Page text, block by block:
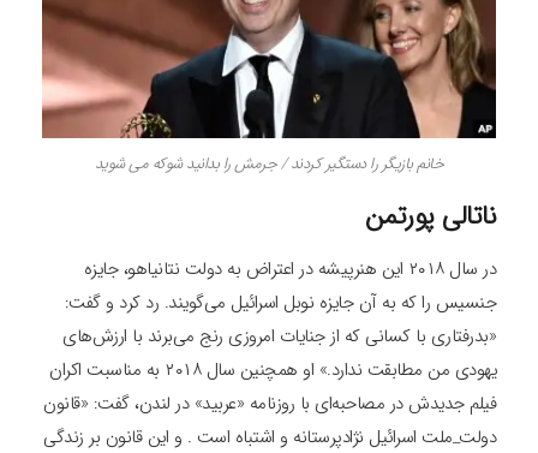
خانم بازیگر را دستگیر کردند / جرمش را بدانید شوکه می شوید
ناتالی پورتمن
در سال ۲۰۱۸ این هنرپیشه در اعتراض به دولت نتانیاهو، جایزه
جنسیس را که به آن جایزه نوبل اسرائیل می‌گویند. رد کرد و گفت:
«بدرفتاری با کسانی که از جنایات امروزی رنج می‌برند با ارزش‌های
یهودی من مطابقت ندارد.» او همچنین سال ۲۰۱۸ به مناسبت اکران
فیلم جدیدش در مصاحبه‌ای با روزنامه «عربید» در لندن، گفت: «قانون
دولت_ملت اسرائیل نژادپرستانه و اشتباه است . و این قانون بر زندگی